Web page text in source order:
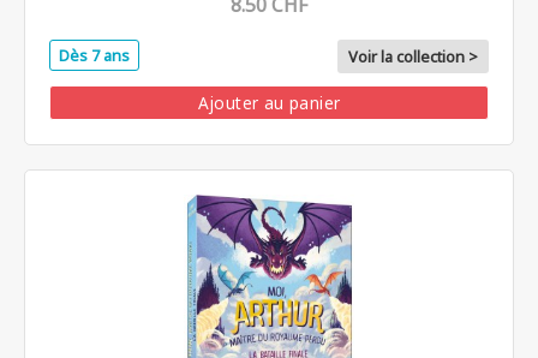
Dès 7 ans Voir la collection >
Ajouter au panier